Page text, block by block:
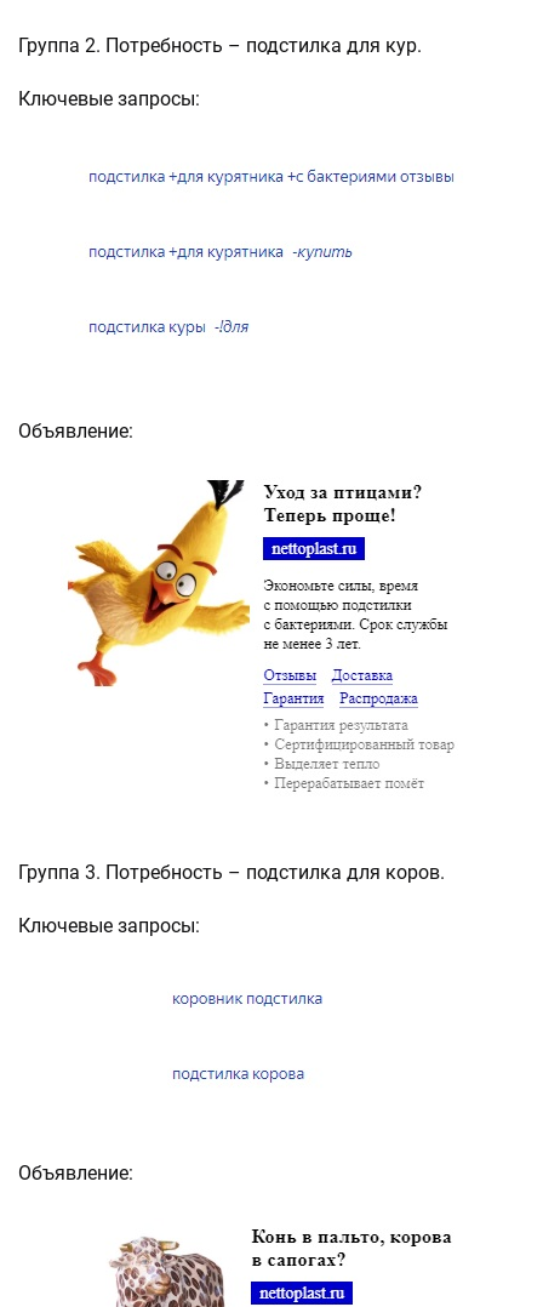
Группа 2. Потребность – подстилка для кур.
Ключевые запросы:
Объявление:
Группа 3. Потребность – подстилка для коров.
Ключевые запросы:
Объявление: